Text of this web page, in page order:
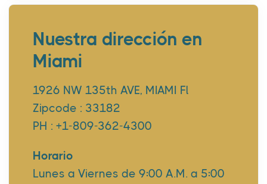
Nuestra dirección en
Miami
1926 NW 135th AVE, MIAMI Fl
Zipcode : 33182
PH : +1-809-362-4300
Horario
Lunes a Viernes de 9:00 A.M. a 5:00